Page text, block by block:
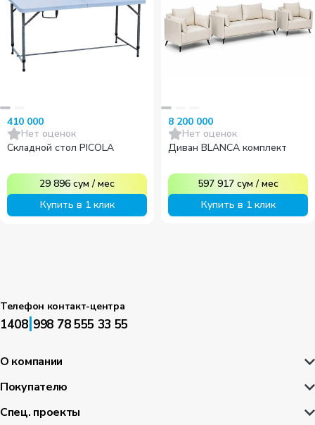
410 000
Нет оценок
Складной стол PICOLA
29 896 сум /мес
Купить в 1 клик
8 200 000
Нет оценок
Диван BLANCA комплект
597 917 сум /мес
Купить в 1 клик
Телефон контакт-центра
1408|998 78 555 33 55
О компании
Покупателю
Спец. проекты